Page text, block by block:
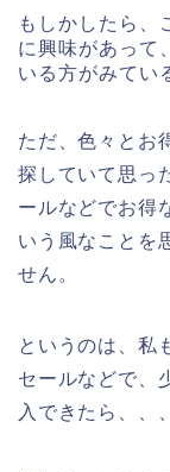
もしかしたら、
に興味があって
いる方がみてい
ただ、色々とお
探していて思っ
ールなどでお得
いう風なことを
せん。
というのは、私
セールなどで、
入できたら、、